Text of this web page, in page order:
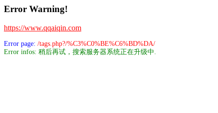
Error Warning!
https://www.qqaiqin.com
Error page: /tags.php?/%C3%C0%BE%C6%BD%DA/
Error infos: 稍后再试，搜索服务器系统正在升级中.